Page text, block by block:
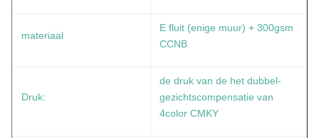
materiaal
E fluit (enige muur) + 300gsm
CCNB
Druk:
de druk van de het dubbel-
gezichtscompensatie van
4color CMKY